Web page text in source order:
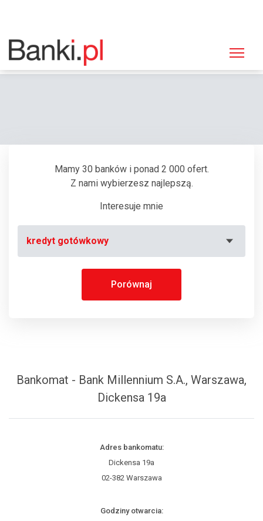
Strona główna
Bankomat Bank Millennium S.A., Warszawa, Dickensa 19a
Mamy 30 banków i ponad 2 000 ofert.
Z nami wybierzesz najlepszą.
Interesuje mnie
kredyt gotówkowy
Porównaj
Bankomat - Bank Millennium S.A., Warszawa,
Dickensa 19a
Adres bankomatu:
Dickensa 19a
02-382 Warszawa
Godziny otwarcia: